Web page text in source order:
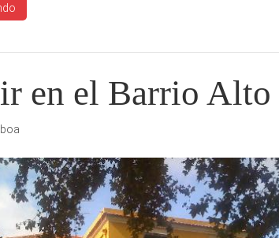
en el Barrio Alto